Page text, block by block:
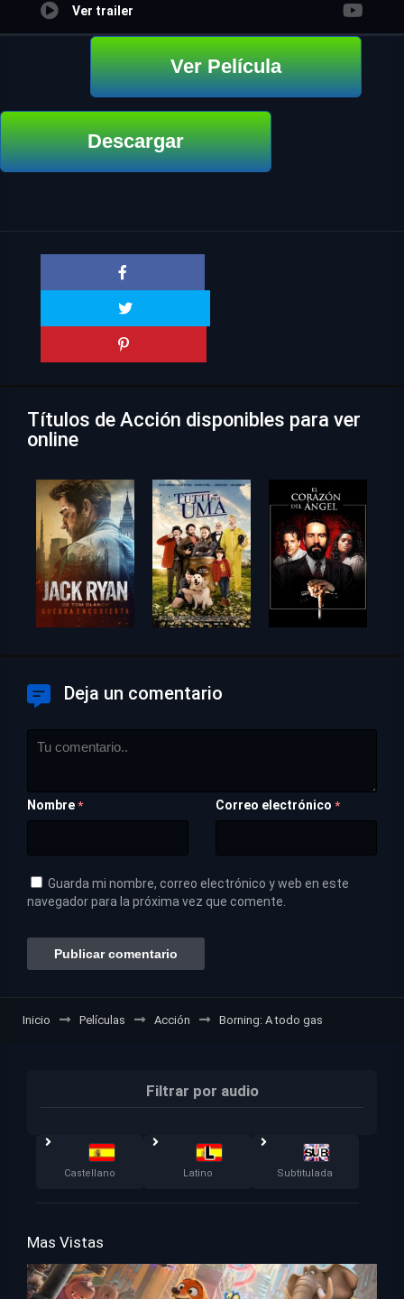
Ver trailer
Ver Película
Descargar
Títulos de Acción disponibles para ver
online
Deja un comentario
Nombre * Correo electrónico *
Guarda mi nombre, correo electrónico y web en este
navegador para la próxima vez que comente.
Inicio Películas Acción Borning: A todo gas
Filtrar por audio
Castellano Latino Subtitulada
Mas Vistas